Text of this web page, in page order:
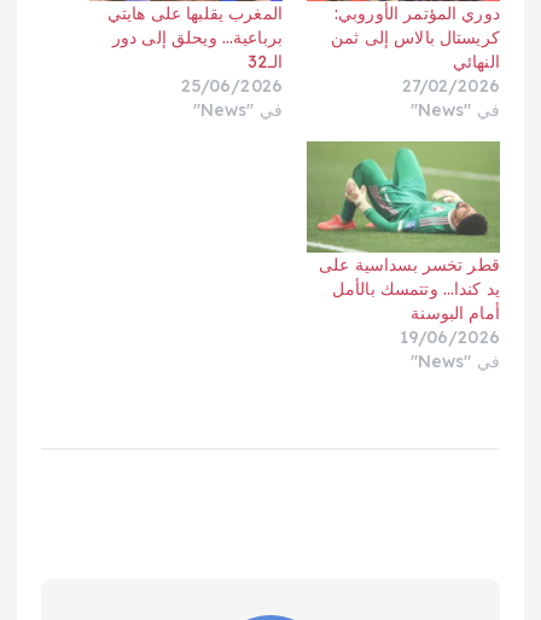
دوري المؤتمر الأوروبي:
كريستال بالاس إلى ثمن
النهائي
27/02/2026
في "News"
المغرب يقلبها على هايتي
برباعية… ويحلق إلى دور
الـ32
25/06/2026
في "News"
قطر تخسر بسداسية على
يد كندا… وتتمسك بالأمل
أمام البوسنة
19/06/2026
في "News"